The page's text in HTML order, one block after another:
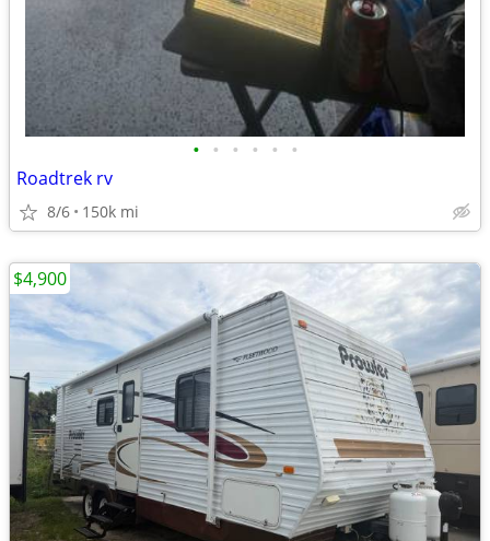
• • • • • •
Roadtrek rv
8/6 150k mi
$4,900